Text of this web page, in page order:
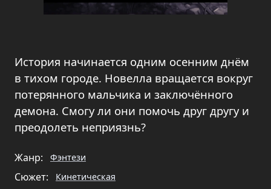
История начинается одним осенним днём
в тихом городе. Новелла вращается вокруг
потерянного мальчика и заключённого
демона. Смогу ли они помочь друг другу и
преодолеть неприязнь?
Жанр: Фэнтези
Сюжет: Кинетическая